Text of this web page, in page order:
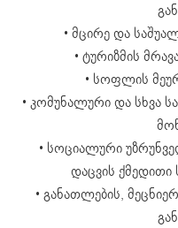
• მცირე და
• ტურიზმის
• სოფლის
• კომუნალური და სხვა
• სოციალური
დაცვის ქმედითი
• განათლების,